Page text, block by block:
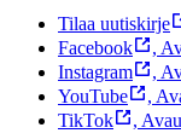
Tilaa uutiskirje
Facebook
,
Instagram
,
YouTube
,
TikTok
,